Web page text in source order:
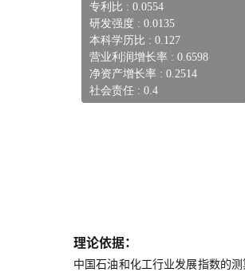
专利比 : 0.0554
研发强度 : 0.0135
本科学历比 : 0.127
营业利润增长率 : 0.6598
净资产增长率 : 0.2514
社会责任 : 0.4
理论依据：
中国石油和化工行业发展指数的